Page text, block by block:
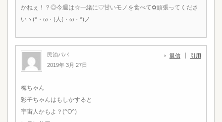
かねぇ！？◎今週は☆一緒に♡甘いモノを食べて✿頑張ってくださ
いヽ(*・ω・)人(・ω・*)ノ
民泊パパ
2019年 3月 27日
返信 引用
梅ちゃん
彩子ちゃんはもしかすると
宇宙人かもよ？(^O^)